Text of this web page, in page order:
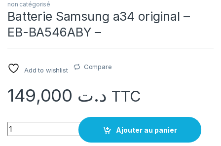
non catégorisé
Batterie Samsung a34 original –
EB-BA546ABY –
Add to wishlist Compare
د.ت TTC
quantité Batterie Samsung a34 original - EB-BA546ABY -
Ajouter au panier